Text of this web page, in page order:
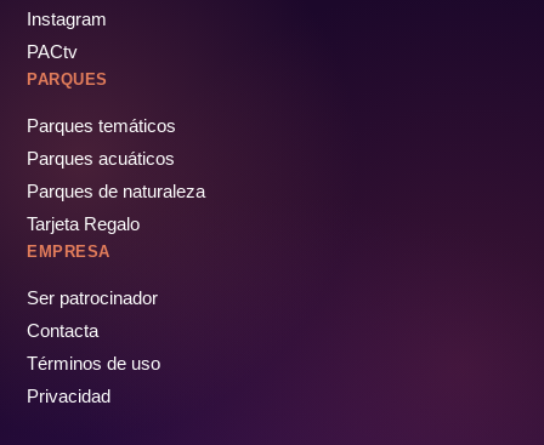
Instagram
PACtv
PARQUES
Parques temáticos
Parques acuáticos
Parques de naturaleza
Tarjeta Regalo
EMPRESA
Ser patrocinador
Contacta
Términos de uso
Privacidad